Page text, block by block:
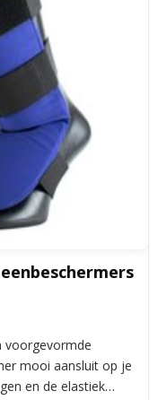
voorgevormde
mooi aansluit op je
en de elastiek